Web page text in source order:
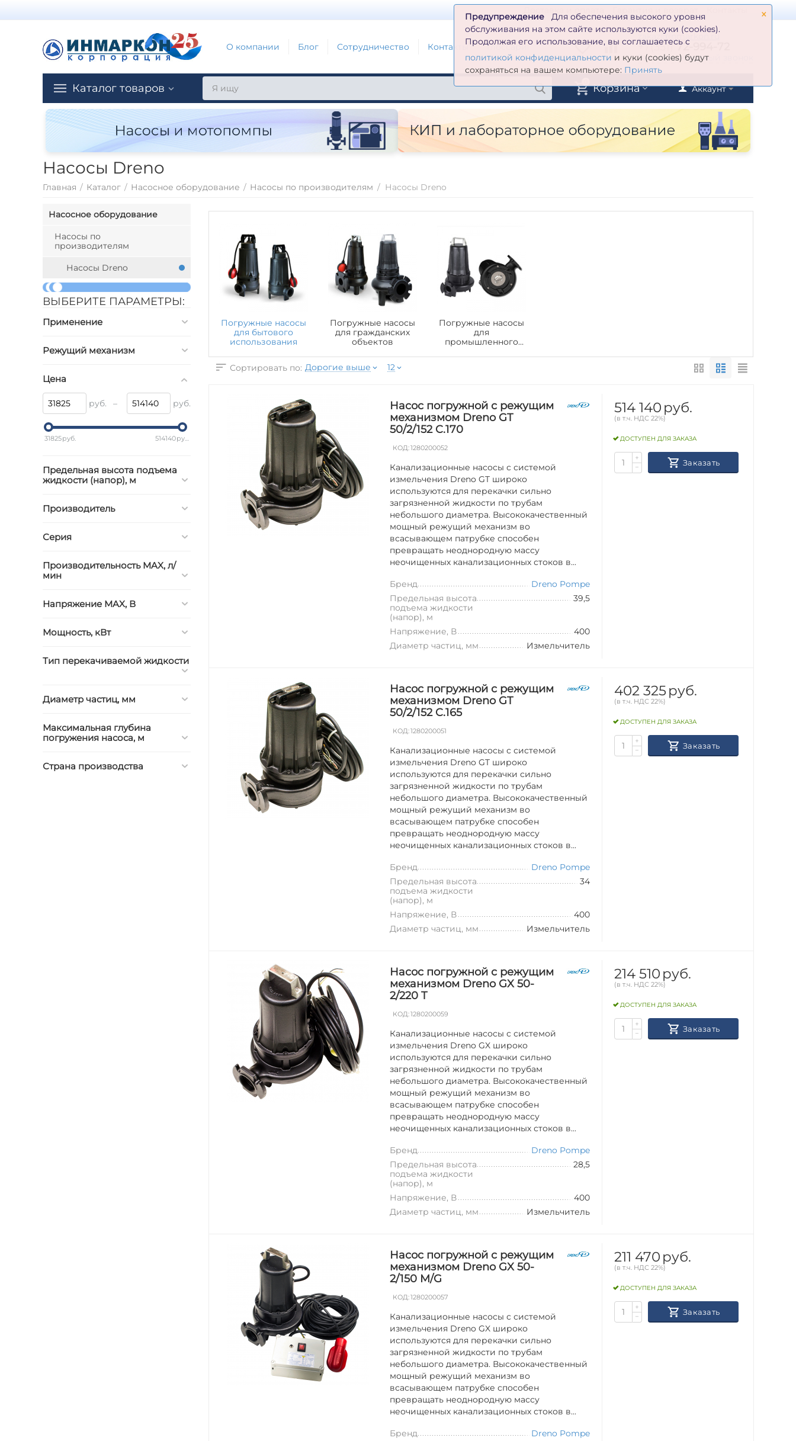
×
Предупреждение
Для обеспечения высокого уровня
обслуживания на этом сайте используются куки (cookies).
Продолжая его использование, вы соглашаетесь с
политикой конфиденциальности и куки (cookies) будут
сохраняться на вашем компьютере: Принять
О компании Блог Сотрудничество Контакты Глоссарий
zakaz@inmarkon.ru
+7(351)72-994-72
Заказать обратный звонок
Каталог товаров Аккаунт
Корзина
Насосы Dreno
Главная / Каталог / Насосное оборудование / Насосы по производителям / Насосы Dreno
Насосное оборудование
Насосы по
производителям
Насосы Dreno
ВЫБЕРИТЕ ПАРАМЕТРЫ:
Применение
Режущий механизм
Цена
руб. – руб.
31825руб. 514140руб.
Предельная высота подъема
жидкости (напор), м
Производитель
Серия
Производительность MAX, л/
мин
Напряжение MAX, В
Мощность, кВт
Тип перекачиваемой жидкости
Диаметр частиц, мм
Максимальная глубина
погружения насоса, м
Страна производства
Погружные насосы
для бытового
использования
Погружные насосы
для гражданских
объектов
Погружные насосы
для
промышленного
Сортировать по: Дорогие выше 12
Насос погружной с режущим
механизмом Dreno GT
50/2/152 C.170
КОД:1280200052
Канализационные насосы с системой
измельчения Dreno GT широко
используются для перекачки сильно
загрязненной жидкости по трубам
небольшого диаметра. Высококачественный
мощный режущий механизм во
всасывающем патрубке способен
превращать неоднородную массу
неочищенных канализационных стоков в...
Бренд
Dreno Pompe
Предельная высота
подъема жидкости
(напор), м
39,5
Напряжение, В
400
Диаметр частиц, мм
Измельчитель
514 140 руб.
(в т.ч. НДС 22%)
ДОСТУПЕН ДЛЯ ЗАКАЗА
+
−
Заказать
Насос погружной с режущим
механизмом Dreno GT
50/2/152 C.165
КОД:1280200051
Канализационные насосы с системой
измельчения Dreno GT широко
используются для перекачки сильно
загрязненной жидкости по трубам
небольшого диаметра. Высококачественный
мощный режущий механизм во
всасывающем патрубке способен
превращать неоднородную массу
неочищенных канализационных стоков в...
Бренд
Dreno Pompe
Предельная высота
подъема жидкости
(напор), м
34
Напряжение, В
400
Диаметр частиц, мм
Измельчитель
402 325 руб.
(в т.ч. НДС 22%)
ДОСТУПЕН ДЛЯ ЗАКАЗА
+
−
Заказать
Насос погружной с режущим
механизмом Dreno GX 50-
2/220 T
КОД:1280200059
Канализационные насосы с системой
измельчения Dreno GX широко
используются для перекачки сильно
загрязненной жидкости по трубам
небольшого диаметра. Высококачественный
мощный режущий механизм во
всасывающем патрубке способен
превращать неоднородную массу
неочищенных канализационных стоков в...
Бренд
Dreno Pompe
Предельная высота
подъема жидкости
(напор), м
28,5
Напряжение, В
400
Диаметр частиц, мм
Измельчитель
214 510 руб.
(в т.ч. НДС 22%)
ДОСТУПЕН ДЛЯ ЗАКАЗА
+
−
Заказать
Насос погружной с режущим
механизмом Dreno GX 50-
2/150 M/G
КОД:1280200057
Канализационные насосы с системой
измельчения Dreno GX широко
используются для перекачки сильно
загрязненной жидкости по трубам
небольшого диаметра. Высококачественный
мощный режущий механизм во
всасывающем патрубке способен
превращать неоднородную массу
неочищенных канализационных стоков в...
Бренд
Dreno Pompe
211 470 руб.
(в т.ч. НДС 22%)
ДОСТУПЕН ДЛЯ ЗАКАЗА
+
−
Заказать